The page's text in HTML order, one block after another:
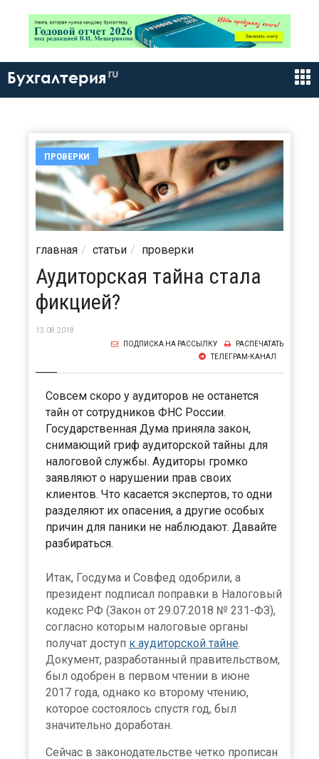
Бухгалтерия ru
ПРОВЕРКИ
главная статьи проверки
Аудиторская тайна стала
фикцией?
13.08.2018
РАСПЕЧАТАТЬ
ПОДПИСКА НА РАССЫЛКУ
ТЕЛЕГРАМ-КАНАЛ
Совсем скоро у аудиторов не останется
тайн от сотрудников ФНС России.
Государственная Дума приняла закон,
снимающий гриф аудиторской тайны для
налоговой службы. Аудиторы громко
заявляют о нарушении прав своих
клиентов. Что касается экспертов, то одни
разделяют их опасения, а другие особых
причин для паники не наблюдают. Давайте
разбираться.
Итак, Госдума и Совфед одобрили, а
президент подписал поправки в Налоговый
кодекс РФ (Закон от 29.07.2018 № 231-ФЗ),
согласно которым налоговые органы
получат доступ к аудиторской тайне
Документ, разработанный правительством,
был одобрен в первом чтении в июне
2017 года, однако ко второму чтению,
которое состоялось спустя год, был
значительно доработан.
Сейчас в законодательстве четко прописан